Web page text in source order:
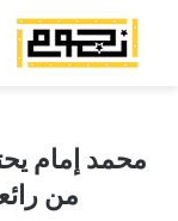
محمد إمام
من